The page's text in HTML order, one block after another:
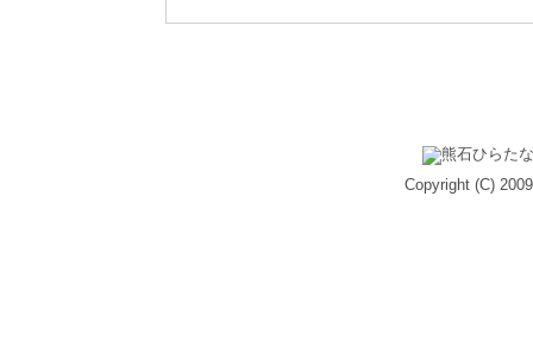
Copyright (C)